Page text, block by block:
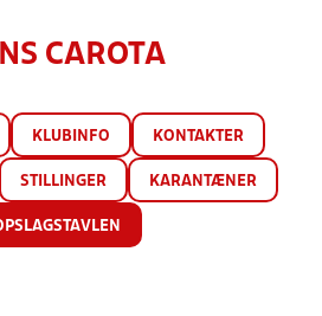
CAROTA
KLUBINFO KONTAKTER
STILLINGER KARANTÆNER